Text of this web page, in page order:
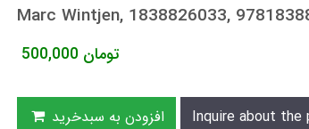
Marc Wintjen, 1838826033,
500,000 تومان
افزودن به سبدخرید Inquire about